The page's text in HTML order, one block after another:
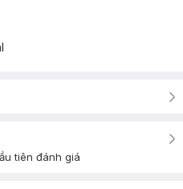
tiên đánh giá